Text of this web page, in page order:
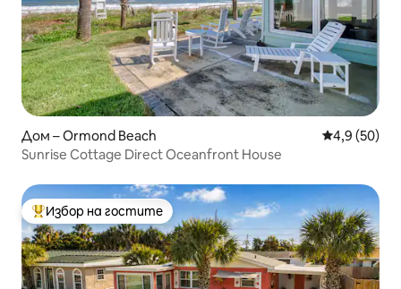
Дом – Ormond Beach Средна
4,9 (50)
Sunrise Cottage Direct Oceanfront House
Най-популярен избор на гостите
Избор на гостите